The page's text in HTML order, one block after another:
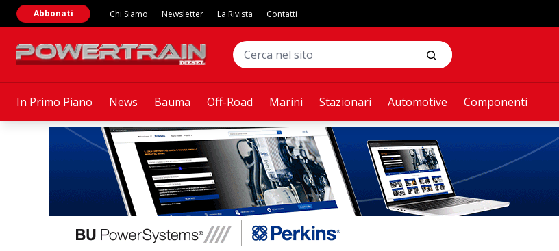
In Primo Piano News Bauma Off-Road Marini Stazionari Automotive Componenti
Abbonati Chi Siamo Newsletter La Rivista Contatti